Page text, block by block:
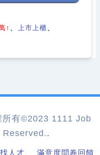
↑
上市上櫃
所有©2023 1111 Job
.
找人才、 滿意度問卷回饋